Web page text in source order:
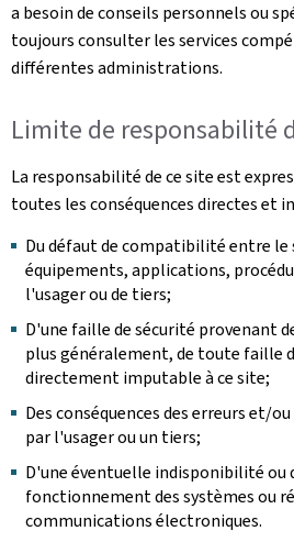
a besoin de conseils personnels ou
toujours consulter les services
différentes administrations.
Limite de responsabilité
La responsabilité de ce site est
toutes les conséquences directes et
Du défaut de compatibilité entre le
équipements, applications,
l'usager ou de tiers;
D'une faille de sécurité provenant
plus généralement, de toute faille
directement imputable à ce site;
Des conséquences des erreurs et/
par l'usager ou un tiers;
D'une éventuelle indisponibilité ou
fonctionnement des systèmes ou
communications électroniques.